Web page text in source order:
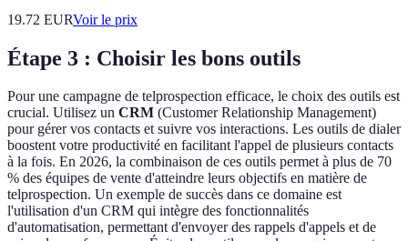
19.72 EURVoir le prix
Étape 3 : Choisir les bons outils
Pour une campagne de telprospection efficace, le choix des outils est
crucial. Utilisez un CRM (Customer Relationship Management)
pour gérer vos contacts et suivre vos interactions. Les outils de dialer
boostent votre productivité en facilitant l'appel de plusieurs contacts
à la fois. En 2026, la combinaison de ces outils permet à plus de 70
% des équipes de vente d'atteindre leurs objectifs en matière de
telprospection. Un exemple de succès dans ce domaine est
l'utilisation d'un CRM qui intègre des fonctionnalités
d'automatisation, permettant d'envoyer des rappels d'appels et de